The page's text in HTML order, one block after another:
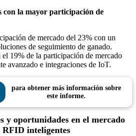
con la mayor participación de
de mercado del 23% con un
de seguimiento de ganado.
el 19% de la participación de mercado
avanzado e integraciones de IoT.
para obtener más información sobre
este informe.
y oportunidades en el mercado
RFID inteligentes